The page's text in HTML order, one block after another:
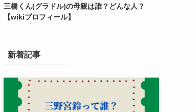
三橋くん(グラドル)の母親は誰？どんな人？
【wikiプロフィール】
新着記事